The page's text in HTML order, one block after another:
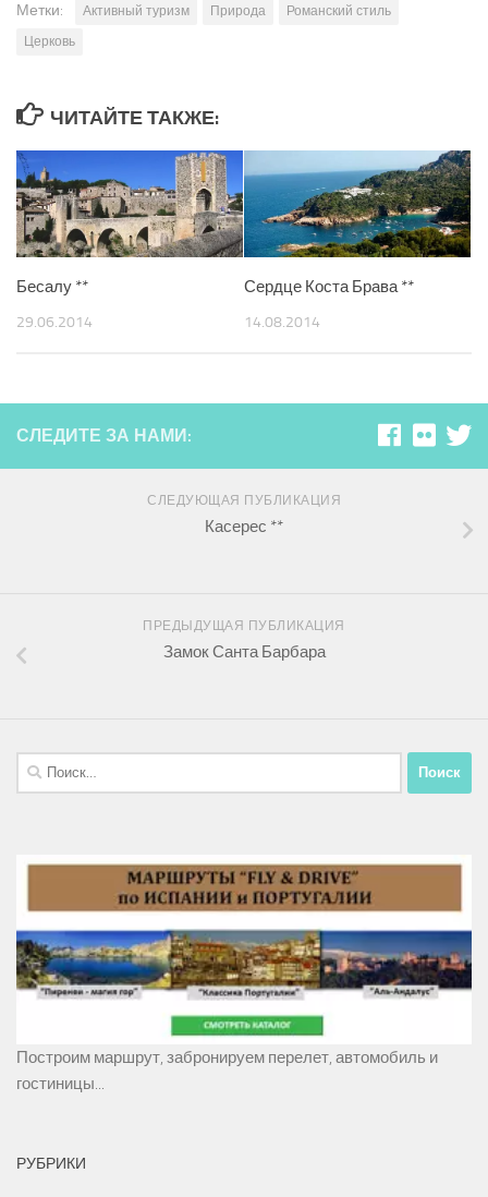
Метки: Активный туризм Природа
Романский стиль
Церковь
ЧИТАЙТЕ ТАКЖЕ:
Бесалу **
29.06.2014
Сердце Коста Брава **
14.08.2014
СЛЕДИТЕ ЗА НАМИ:
СЛЕДУЮЩАЯ ПУБЛИКАЦИЯ
Касерес **
ПРЕДЫДУЩАЯ ПУБЛИКАЦИЯ
Замок Санта Барбара
Найти:
Построим маршрут, забронируем перелет, автомобиль и
гостиницы...
РУБРИКИ